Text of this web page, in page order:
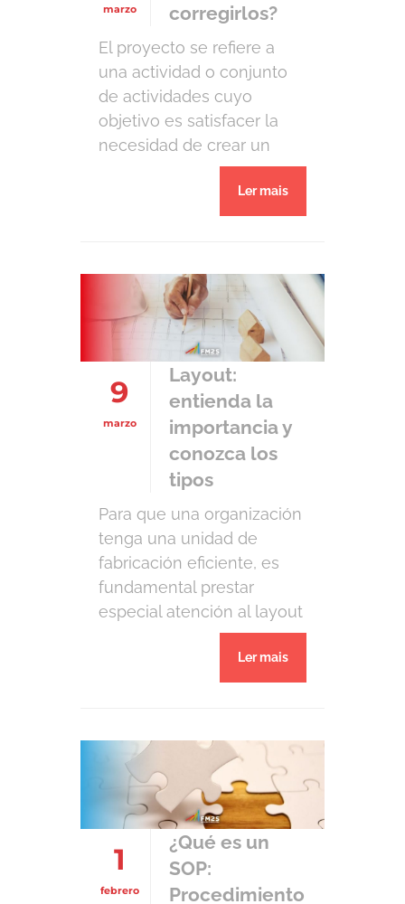
marzo
corregirlos?
El proyecto se refiere a
una actividad o conjunto
de actividades cuyo
objetivo es satisfacer la
necesidad de crear un
producto o servicio
exclusivo. Por lo tanto, las
actividades que se realizan
proyectos. La actividad de
hacer que los proyectos
sucedan de la mejor
manera posible,
cumpliendo con sus […]
Ler mais
9
marzo
Layout:
entienda la
importancia y
conozca los
tipos
Para que una organización
tenga una unidad de
fabricación eficiente, es
fundamental prestar
especial atención al layout
de las instalaciones. El
layout es un mecanismo
de gestión de operaciones
sistema hombre-máquina
a través de la disposición
física de los componentes.
Cuando están bien
planificados, permiten un
Ler mais
1
febrero
¿Qué es un
SOP:
Procedimiento